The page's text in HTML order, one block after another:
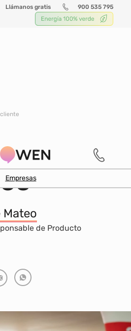
Llámanos gratis 900 535 795
Empresas
de
de Producto